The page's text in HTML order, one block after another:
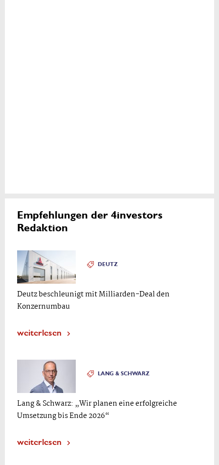
Empfehlungen der 4investors
Redaktion
DEUTZ
Deutz beschleunigt mit Milliarden-Deal den
Konzernumbau
weiterlesen
LANG & SCHWARZ
Lang & Schwarz: „Wir planen eine erfolgreiche
Umsetzung bis Ende 2026“
weiterlesen